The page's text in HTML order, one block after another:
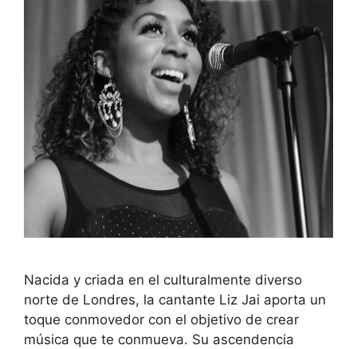
Nacida y criada en el culturalmente diverso
norte de Londres, la cantante Liz Jai aporta un
toque conmovedor con el objetivo de crear
música que te conmueva. Su ascendencia